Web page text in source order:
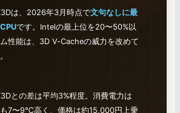
は、2026年3月時点で文句なしに最
です。Intelの最上位を20〜50%以
性能は、3D V-Cacheの威力を改めて
との差は平均3%程度。消費電力は
7〜9℃高く、価格は約15,000円上乗